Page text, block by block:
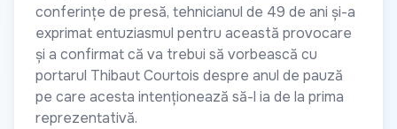
conferințe de presă, tehnicianul de 49 de ani și-a
exprimat entuziasmul pentru această provocare
și a confirmat că va trebui să vorbească cu
portarul Thibaut Courtois despre anul de pauză
pe care acesta intenționează să-l ia de la prima
reprezentativă.